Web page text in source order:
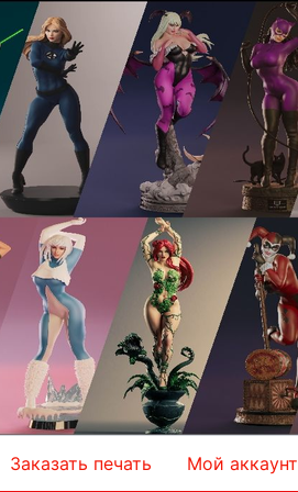
Заказать печать Мой аккаунт